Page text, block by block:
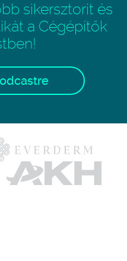
sikersztorit és
a Cégépítők